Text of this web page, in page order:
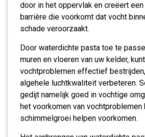
door in het oppervlak en creëert
barrière die voorkomt dat vocht
schade veroorzaakt.
Door waterdichte pasta toe te
muren en vloeren van uw kelder,
vochtproblemen effectief
algehele luchtkwaliteit verbeteren.
gedijt namelijk goed in vochtige
het voorkomen van vochtproblemen
schimmelgroei helpen voorkomen.